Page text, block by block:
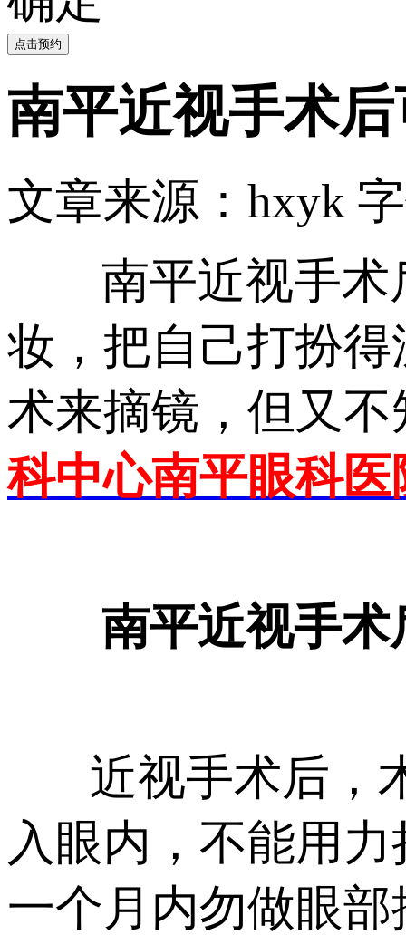
点击预约
南平近视手术
文章来源：hxyk
南平近视手
妆，把自己打扮
术来摘镜，但又
科中心南平眼科医
南平近视手
近视手术后，术
入眼内，不能用
一个月内勿做眼